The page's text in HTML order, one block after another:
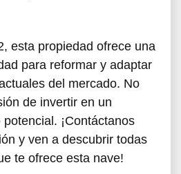
esta propiedad ofrece una
para reformar y adaptar
del mercado. No
de invertir en un
¡Contáctanos
y ven a descubrir todas
te ofrece esta nave!